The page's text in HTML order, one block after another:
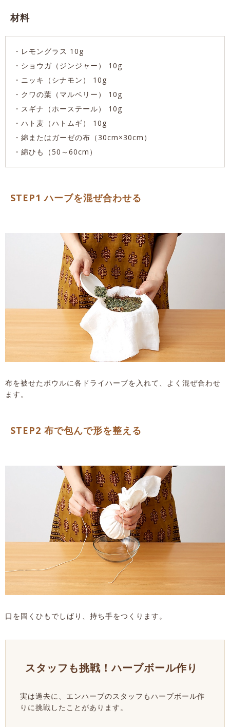
材料
・レモングラス 10g
・ショウガ（ジンジャー） 10g
・ニッキ（シナモン） 10g
・クワの葉（マルベリー） 10g
・スギナ（ホーステール） 10g
・ハト麦（ハトムギ） 10g
・綿またはガーゼの布（30cm×30cm）
・綿ひも（50～60cm）
STEP1 ハーブを混ぜ合わせる
布を被せたボウルに各ドライハーブを入れて、よく混ぜ合わせ
ます。
STEP2 布で包んで形を整える
口を固くひもでしばり、持ち手をつくります。
スタッフも挑戦！ハーブボール作り
実は過去に、エンハーブのスタッフもハーブボール作
りに挑戦したことがあります。